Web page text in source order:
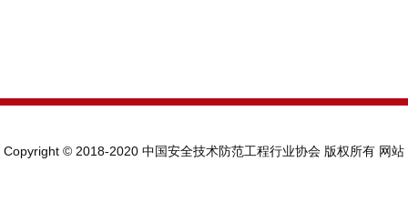
Copyright © 2018-2020 中国安全技术防范工程行业协会 版权所有 网站